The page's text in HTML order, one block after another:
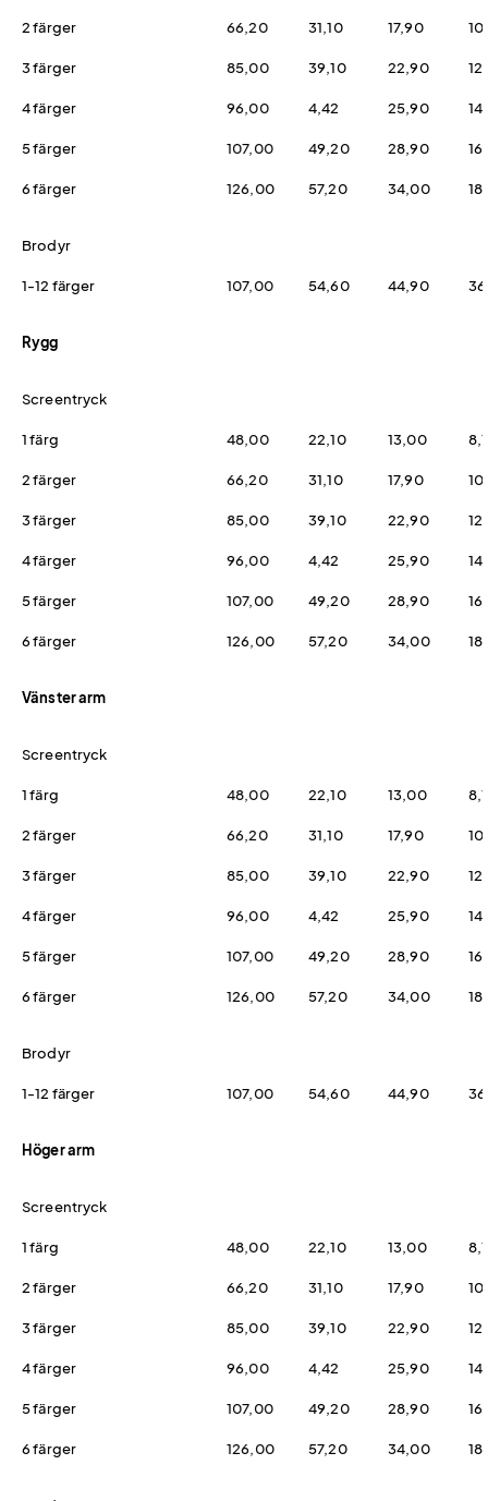
2 färger 66,20 31,10 17,90
3 färger 85,00 39,10 22,90
4 färger 96,00 4,42 25,90
5 färger 107,00 49,20 28,90
6 färger 126,00 57,20 34,00
Brodyr
1-12 färger 107,00 54,60 44,90
Rygg
Screentryck
1 färg 48,00 22,10 13,00
2 färger 66,20 31,10 17,90
3 färger 85,00 39,10 22,90
4 färger 96,00 4,42 25,90
5 färger 107,00 49,20 28,90
6 färger 126,00 57,20 34,00
Vänster arm
Screentryck
1 färg 48,00 22,10 13,00
2 färger 66,20 31,10 17,90
3 färger 85,00 39,10 22,90
4 färger 96,00 4,42 25,90
5 färger 107,00 49,20 28,90
6 färger 126,00 57,20 34,00
Brodyr
1-12 färger 107,00 54,60 44,90
Höger arm
Screentryck
1 färg 48,00 22,10 13,00
2 färger 66,20 31,10 17,90
3 färger 85,00 39,10 22,90
4 färger 96,00 4,42 25,90
5 färger 107,00 49,20 28,90
6 färger 126,00 57,20 34,00